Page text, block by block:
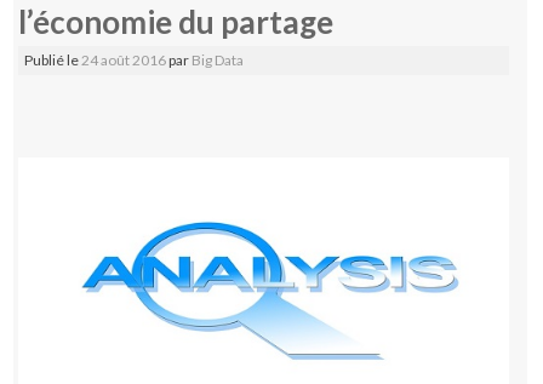
l’économie du partage
Publié le 24 août 2016par Big Data